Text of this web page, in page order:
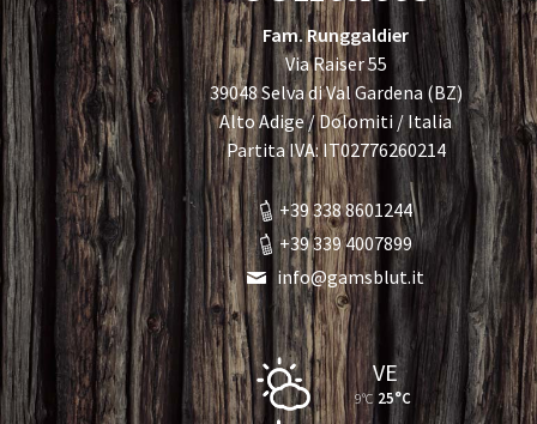
Fam. Runggaldier
Via Raiser 55
39048 Selva di Val Gardena (BZ)
Alto Adige / Dolomiti / Italia
Partita IVA: IT02776260214
+39 338 8601244
+39 339 4007899
info@gamsblut.it
VE
9°C 25°C